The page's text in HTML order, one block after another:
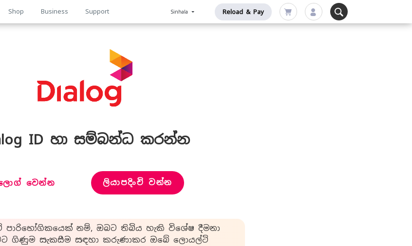
Shop Business Support Sinhala Reload & Pay
ID හා සම්බන්ධ කරන්න
වෙන්න ලියාපදිංචි වන්න
නම්, ඔබට තිබිය හැකි විශේෂ දීමනා
ගිණුම සැකසීම සඳහා කරුණාකර ඔබේ ලොයල්ටි